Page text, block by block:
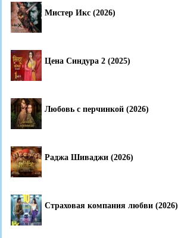
Мистер Икс (2026)
Цена Синдура 2 (2025)
Любовь с перчинкой (2026)
Раджа Шиваджи (2026)
Страховая компания любви (2026)